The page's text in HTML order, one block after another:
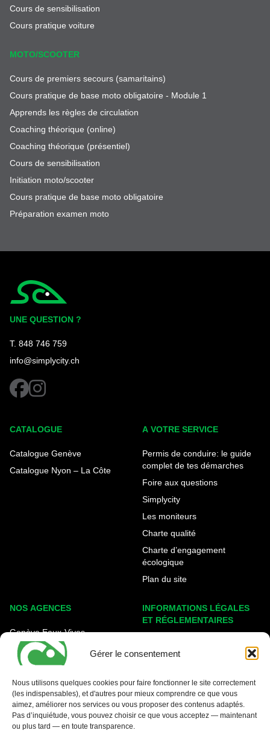
Gérer le consentement
Nous utilisons quelques cookies pour faire fonctionner le site correctement
(les indispensables), et d'autres pour mieux comprendre ce que vous
aimez, améliorer nos services ou vous proposer des contenus adaptés.
Pas d’inquiétude, vous pouvez choisir ce que vous acceptez — maintenant
ou plus tard — en toute transparence.
Cours de sensibilisation
Cours pratique voiture
MOTO/SCOOTER
Cours de premiers secours (samaritains)
Cours pratique de base moto obligatoire - Module 1
Apprends les règles de circulation
Coaching théorique (online)
Coaching théorique (présentiel)
Cours de sensibilisation
Initiation moto/scooter
Cours pratique de base moto obligatoire
Préparation examen moto
UNE QUESTION ?
T. 848 746 759
info@simplycity.ch
facebookinstagram
CATALOGUE
Catalogue Genève
Catalogue Nyon – La Côte
A VOTRE SERVICE
Permis de conduire: le guide
complet de tes démarches
Foire aux questions
Simplycity
Les moniteurs
Charte qualité
Charte d’engagement
écologique
Plan du site
NOS AGENCES
Genève Eaux-Vives
Carouge - Rondeau
Nyon - La Côte
INFORMATIONS LÉGALES
ET RÉGLEMENTAIRES
Protection des données
Conditions générales